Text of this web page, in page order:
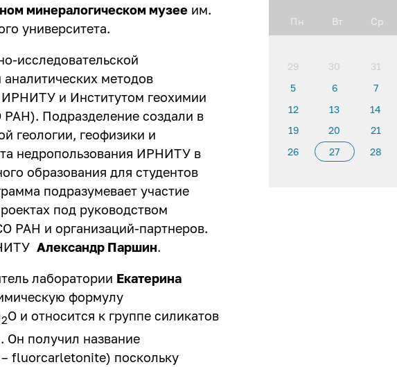
минералогическом музее им.
университета.
исследовательской
методов
ИРНИТУ и Институтом геохимии
РАН). Подразделение создали в
геологии, геофизики и
недропользования ИРНИТУ в
образования для студентов
подразумевает участие
под руководством
РАН и организаций-партнеров.
Александр Паршин.
лаборатории Екатерина
формулу
2O и относится к группе силикатов
Он получил название
fluorcarletonite) поскольку
Пн Вт Ср
29 30 31
5
6 7
12
13 14
19
20 21
26
27 28